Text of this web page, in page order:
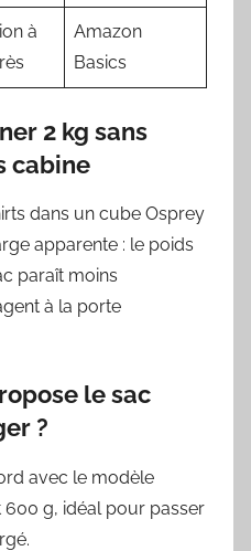
à
Amazon
Basics
2 kg sans
cabine
dans un cube Osprey
apparente : le poids
paraît moins
à la porte
le sac
?
avec le modèle
600 g, idéal pour passer